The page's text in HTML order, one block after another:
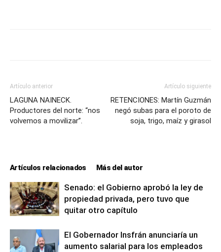
Artículo anterior
LAGUNA NAINECK.
Productores del norte: “nos
volvemos a movilizar”.
Artículo siguiente
RETENCIONES: Martín Guzmán
negó subas para el poroto de
soja, trigo, maíz y girasol
Artículos relacionados Más del autor
Senado: el Gobierno aprobó la ley de
propiedad privada, pero tuvo que
quitar otro capítulo
El Gobernador Insfrán anunciaría un
aumento salarial para los empleados